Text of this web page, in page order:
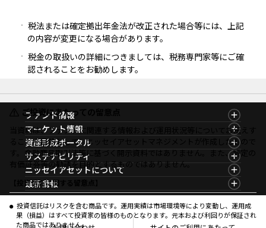
税法または確定拠出年金法が改正された場合等には、上記
の内容が変更になる場合があります。
税金の取扱いの詳細につきましては、税務専門家等にご確
認されることをお勧めします。
ご投資にあたっての留意点
当資料は、ファンドに関連する情報および運用状況等についてお伝えす
ることを目的として、ニッセイアセットマネジメントが作成したもので
す。金融商品取引法等に基づく開示資料ではありません。また、特定の
有価証券等の勧誘を目的とするものではありません。
【投資信託に関する留意点】
投資信託はリスクを含む商品です。運用実績は市場環境等により変動し、運用成
果（損益）はすべて投資家の皆様のものとなります。元本および利回りが保証され
た商品ではありません。
ファンド情報
ファンド情報TOP
基準価額一覧
ファンド検索
ファンド比較
決算カレンダー
海外休日カレンダー
投資信託新商品のご案内
投資信託償還商品のご案内
ちょこっと3分！ファンドシアター
有価証券届出書の効力の発生の有無について
マーケット情報
マーケット情報TOP
マーケット指数
マーケットレポート
コラム
ファンドレポート
資産形成ポータル
資産形成ポータルTOP
資産形成サービス
Nダイレクト
Goal Navi
サステナビリティ
サステナビリティTOP
サステナビリティ経営
サステナブル投資
ニッセイアセットについて
ニッセイアセットについてTOP
会社情報
プレスリリース
受賞歴
方針・その他開示情報
最新情報
マーケットニュース
商品ニュース
おしらせ